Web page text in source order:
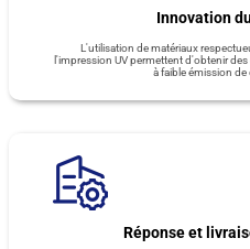
Innovation
L'utilisation de matériaux
l'impression UV permettent d'obtenir
à faible émission de
Réponse et